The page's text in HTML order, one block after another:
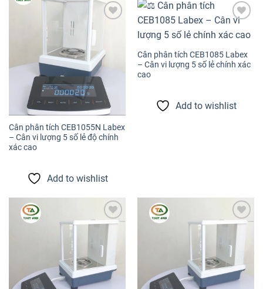
Cân phân tích CEB1055N Labex
– Cân vi lượng 5 số lẻ độ chính
xác cao
Add to wishlist
wishlist
Cân phân tích CEB1085 Labex
– Cân vi lượng 5 số lẻ chính xác
cao
Add to wishlist
Add to
Add to